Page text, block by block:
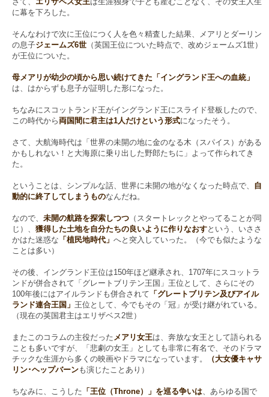
に幕を下ろした。
そんなわけで次に王位につく人を色々精査した結果、メアリとダーリン
の息子ジェームズ6世 （英国王位についた時点で、改めジェームズ1世）
が王位についた。
母メアリが幼少の頃から思い続けてきた「イングランド王への血統」
は、はからずも息子が証明した形になった。
ちなみにスコットランド王がイングランド王にスライド登板したので、
この時代から両国間に君主は1人だけという形式になったそう。
さて、大航海時代は「世界の未開の地に金のなる木（スパイス）がある
かもしれない！と大海原に乗り出した野郎たちに」よって作られてき
た。
ということは、シンプルな話、世界に未開の地がなくなった時点で、 自
動的に終了してしまうものなんだね。
なので、 未開の航路を探索しつつ （スタートレックとやってることが同
じ）、 獲得した土地を自分たちの良いように作りなおすという、いささ
かはた迷惑な 「植民地時代」 へと突入していった。（今でも似たような
ことは多い）
その後、イングランド王位は150年ほど継承され、1707年にスコットラ
ンドが併合されて「グレートブリテン王国」王位として、さらにその
100年後にはアイルランドも併合されて 「グレートブリテン及びアイル
ランド連合王国」 王位として、今でもその「冠」が受け継がれている。
（現在の英国君主はエリザベス2世）
またこのコラムの主役だったメアリ女王は、奔放な女王として語られる
ことも多いですが、「悲劇の女王」としても非常に有名で、そのドラマ
チックな生涯から多くの映画やドラマになっています。
（大女優キャサ
リン･ヘップバーンも演じたことあり）
ちなみに、こうした 「王位（Throne）」を巡る争いは、あらゆる国で